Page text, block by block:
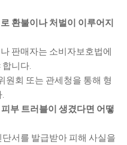
환불이나 처벌이 이루어지
판매자는 소비자보호법에
니다.
원회 또는 관세청을 통해 형
부 트러블이 생겼다면 어떻
서를 발급받아 피해 사실을